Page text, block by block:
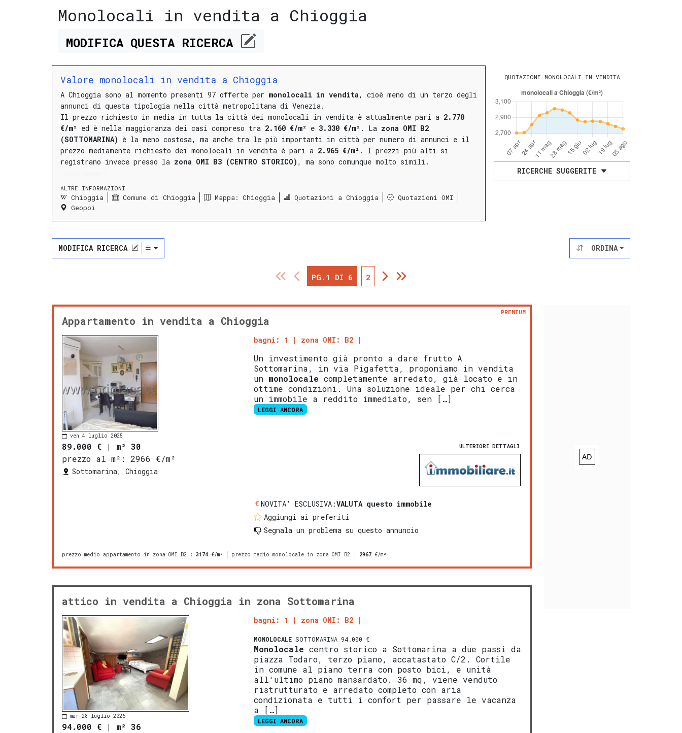
Monolocali in vendita a Chioggia
MODIFICA QUESTARICERCA
Valore monolocali in vendita a Chioggia
A Chioggia sono al momento presenti 97 offerte per monolocali in vendita, cioè meno di un terzo degli
annunci di questa tipologia nella città metropolitana di Venezia.
Il prezzo richiesto in media in tutta la città dei monolocali in vendita è attualmente pari a 2.770
€/m² ed è nella maggioranza dei casi compreso tra 2.160 €/m² e 3.330 €/m² . La zona OMI B2
(SOTTOMARINA) è la meno costosa, ma anche tra le più importanti in città per numero di annunci e il
prezzo mediamente richiesto dei monolocali in vendita è pari a 2.965 €/m² . I prezzi più alti si
registrano invece presso la zona OMI B3 (CENTRO STORICO) , ma sono comunque molto simili.
ALTRE INFORMAZIONI
Chioggia Comune di Chioggia Mappa: Chioggia Quotazioni a Chioggia
Quotazioni OMI
Geopoi
QUOTAZIONE MONOLOCALI IN VENDITA
RICERCHE SUGGERITE
MODIFICA RICERCA ORDINA
PG.1 DI 6 2
Appartamento in vendita a Chioggia
PREMIUM
ven 4 luglio 2025
89.000 € | m² 30
prezzo al m²:
2966 €/m²
Sottomarina, Chioggia
bagni: 1 zona OMI: B2
Un investimento già pronto a dare frutto A
Sottomarina, in via Pigafetta, proponiamo in vendita
un monolocale completamente arredato, già locato e in
ottime condizioni. Una soluzione ideale per chi cerca
un immobile a reddito immediato, sen […]
LEGGI ANCORA
ULTERIORI DETTAGLI
NOVITA' ESCLUSIVA:VALUTA questo immobile
Aggiungi ai preferiti
Segnala un problema su questo annuncio
prezzo medio appartamento in zona OMI B2 : 3174 €/m² prezzo medio monolocale in zona OMI B2 : 2967 €/m²
attico in vendita a Chioggia in zona Sottomarina
mar 28 luglio 2026
94.000 € | m² 36
bagni: 1 zona OMI: B2
MONOLOCALE SOTTOMARINA 94.000 €
Monolocale centro storico a Sottomarina a due passi da
piazza Todaro, terzo piano, accatastato C/2. Cortile
in comune al piano terra con posto bici, e unità
all'ultimo piano mansardato. 36 mq, viene venduto
ristrutturato e arredato completo con aria
condizionata e tutti i confort per passare le vacanza
a […]
LEGGI ANCORA